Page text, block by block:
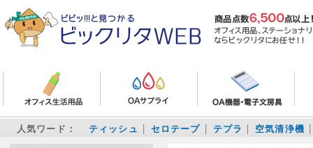
人気ワード： ティッシュ セロテープ テプラ 空気清浄機